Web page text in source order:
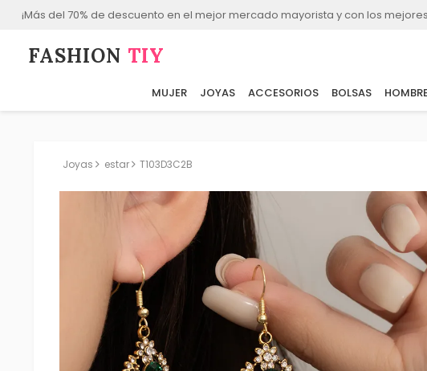
¡Más del 70% de descuento en el mejor mercado mayorista y con los
FASHION⁠ TIY
MUJER JOYAS ACCESORIOS BOLSAS
Joyas estar T103D3C2B